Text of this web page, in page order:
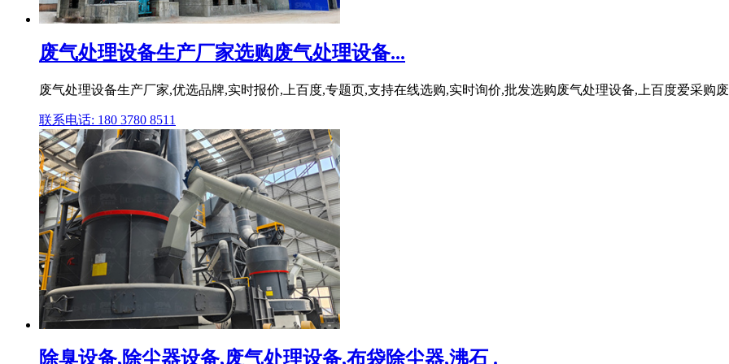
废气处理设备生产厂家选购废气处理设备...
废气处理设备生产厂家,优选品牌,实时报价,上百度,专题页,支持在线选购,实时询价,批发选购废气处理设备,上百度爱采购
联系电话: 180 3780 8511
除臭设备,除尘器设备,废气处理设备,布袋除尘器,沸石 .